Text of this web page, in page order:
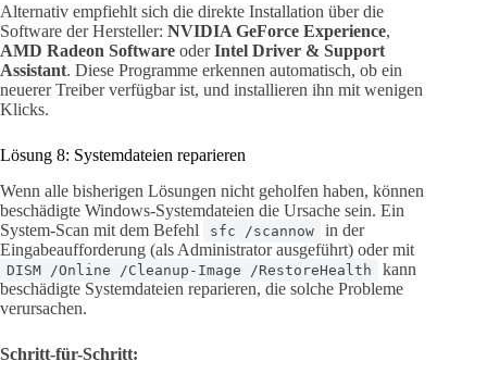
Alternativ empfiehlt sich die direkte Installation über die
Software der Hersteller: NVIDIA GeForce Experience,
AMD Radeon Software oderIntel Driver & Support
Assistant. Diese Programme erkennen automatisch, ob ein
neuerer Treiber verfügbar ist, und installieren ihn mit wenigen
Klicks.
Lösung 8: Systemdateien reparieren
Wenn alle bisherigen Lösungen nicht geholfen haben, können
beschädigte Windows-Systemdateien die Ursache sein. Ein
System-Scan mit dem Befehl
sfc /scannow
in der
Eingabeaufforderung (als Administrator ausgeführt) oder mit
DISM /Online /Cleanup-Image /RestoreHealth
kann
beschädigte Systemdateien reparieren, die solche Probleme
verursachen.
Schritt-für-Schritt: